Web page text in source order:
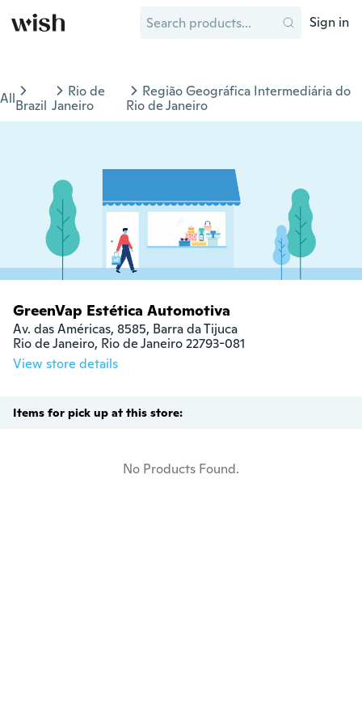
Sign in
AllBrazil
Rio de
Janeiro
Região Geográfica Intermediária do
Rio de Janeiro
GreenVap Estética Automotiva
Av. das Américas, 8585, Barra da Tijuca
Rio de Janeiro, Rio de Janeiro 22793-081
View store details
Items for pick up at this store:
No Products Found.